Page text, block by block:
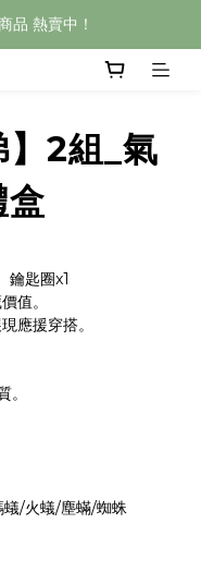
品 熱賣中！
】2組_氣
盒
鑰匙圈x1
值。
應援穿搭。
/火蟻/塵蟎/蜘蛛